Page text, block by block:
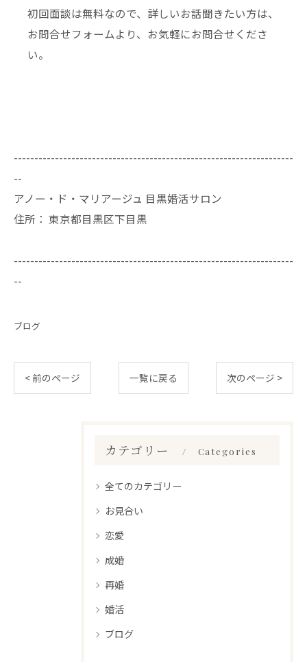
初回面談は無料なので、詳しいお話聞きたい方は、
お問合せフォームより、お気軽にお問合せくださ
い。
--------------------------------------------------------------------
--
アノー・ド・マリアージュ 目黒婚活サロン
住所： 東京都目黒区下目黒
--------------------------------------------------------------------
--
ブログ
< 前のページ 一覧に戻る 次のページ >
カテゴリー Categories
全てのカテゴリー
お見合い
恋愛
成婚
再婚
婚活
ブログ